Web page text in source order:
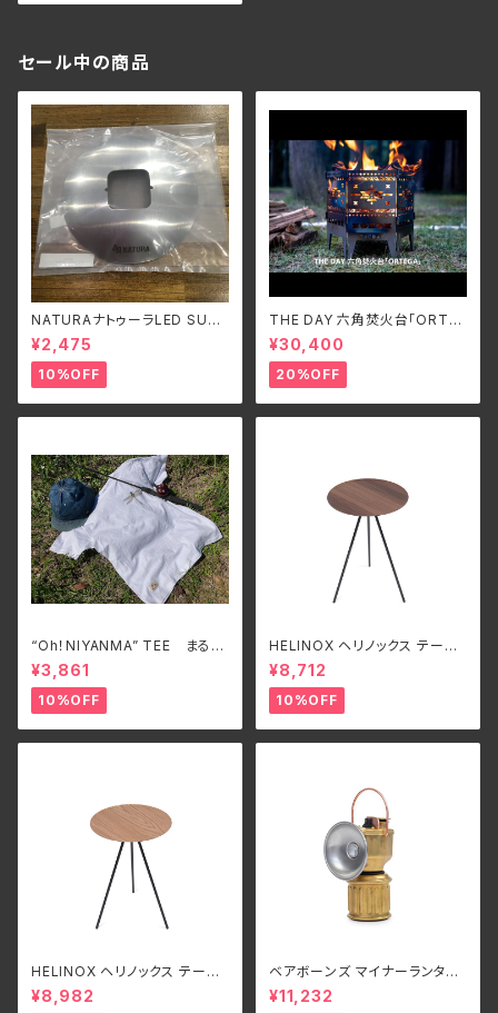
セール中の商品
NATURAナトゥーラLED SUPE
R FLASH LIGHT専用シェード
¥2,475
10%OFF
THE DAY 六角焚火台「ORTE
GA」
¥30,400
20%OFF
“Oh！NIYANMA” TEE まるで
本物！オニヤンマTシャツ
¥3,861
10%OFF
HELINOX ヘリノックス テーブ
ルオー HOME DECO & BEA
CH ウォルナット
¥8,712
10%OFF
HELINOX ヘリノックス テーブ
ルオー HOME DECO & BEA
CH オーク
¥8,982
ベアボーンズ マイナーランタン
LED
¥11,232